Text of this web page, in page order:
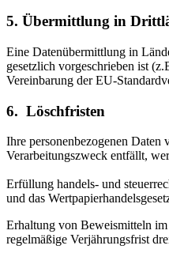
5. Übermittlung in
Eine Datenübermittlung in
gesetzlich vorgeschrieben ist
Vereinbarung der EU-
6. Löschfristen
Ihre personenbezogenen
Verarbeitungszweck entfällt,
Erfüllung handels- und
und das
Erhaltung von Beweismitteln
regelmäßige Verjährungsfrist